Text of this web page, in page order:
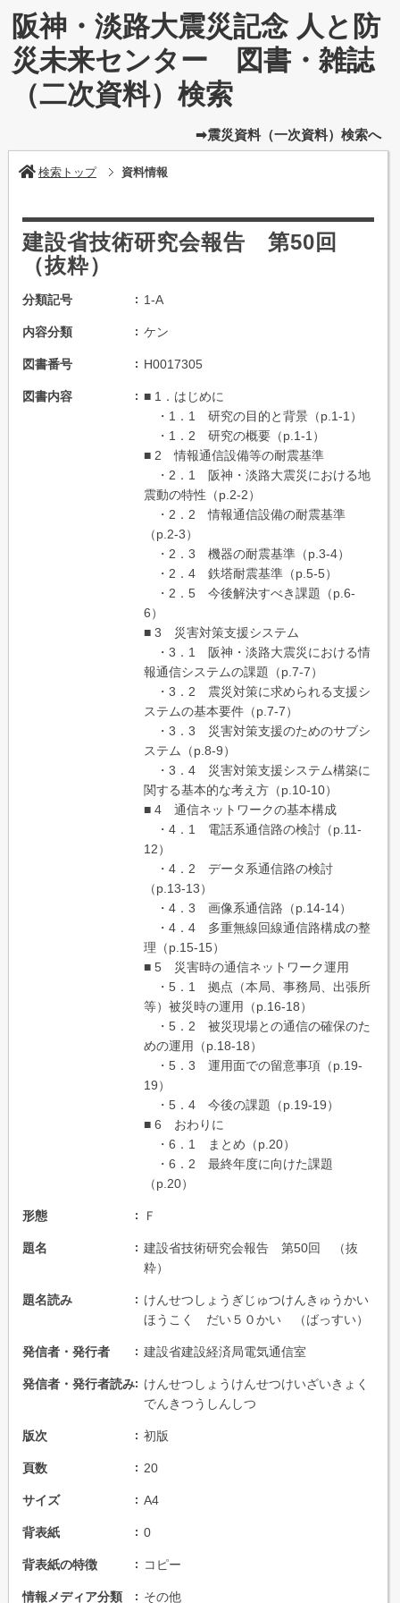
阪神・淡路大震災記念 人と防
災未来センター 図書・雑誌
（二次資料）検索
➡震災資料（一次資料）検索へ
検索トップ 資料情報
建設省技術研究会報告 第50回
（抜粋）
分類記号 1-A
内容分類 ケン
図書番号 H0017305
図書内容
■ 1．はじめに
・1．1 研究の目的と背景（p.1-1）
・1．2 研究の概要（p.1-1）
■ 2 情報通信設備等の耐震基準
・2．1 阪神・淡路大震災における地
震動の特性（p.2-2）
・2．2 情報通信設備の耐震基準
（p.2-3）
・2．3 機器の耐震基準（p.3-4）
・2．4 鉄塔耐震基準（p.5-5）
・2．5 今後解決すべき課題（p.6-
6）
■ 3 災害対策支援システム
・3．1 阪神・淡路大震災における情
報通信システムの課題（p.7-7）
・3．2 震災対策に求められる支援シ
ステムの基本要件（p.7-7）
・3．3 災害対策支援のためのサブシ
ステム（p.8-9）
・3．4 災害対策支援システム構築に
関する基本的な考え方（p.10-10）
■ 4 通信ネットワークの基本構成
・4．1 電話系通信路の検討（p.11-
12）
・4．2 データ系通信路の検討
（p.13-13）
・4．3 画像系通信路（p.14-14）
・4．4 多重無線回線通信路構成の整
理（p.15-15）
■ 5 災害時の通信ネットワーク運用
・5．1 拠点（本局、事務局、出張所
等）被災時の運用（p.16-18）
・5．2 被災現場との通信の確保のた
めの運用（p.18-18）
・5．3 運用面での留意事項（p.19-
19）
・5．4 今後の課題（p.19-19）
■ 6 おわりに
・6．1 まとめ（p.20）
・6．2 最終年度に向けた課題
（p.20）
形態 Ｆ
題名
建設省技術研究会報告 第50回 （抜
粋）
題名読み
けんせつしょうぎじゅつけんきゅうかい
ほうこく だい５０かい （ばっすい）
発信者・発行者 建設省建設経済局電気通信室
発信者・発行者読み
けんせつしょうけんせつけいざいきょく
でんきつうしんしつ
版次 初版
頁数 20
サイズ A4
背表紙 0
背表紙の特徴 コピー
情報メディア分類 その他